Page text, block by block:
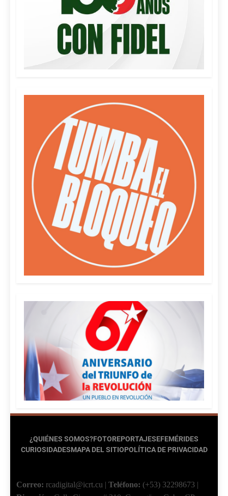
¿QUIÉNES SOMOS?FOTOREPORTAJESEFEMÉRIDES
CURIOSIDADESMAPA DEL SITIOPOLÍTICA DE PRIVACIDAD
Correo: rcadigital@icrt.cu | Teléfono: (+53) 32298673 |